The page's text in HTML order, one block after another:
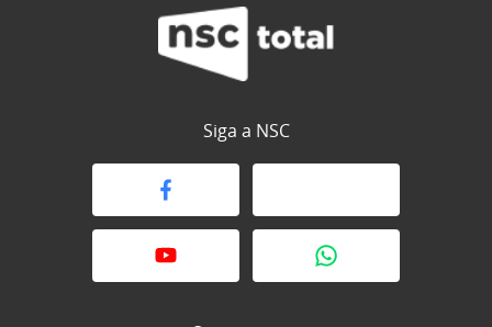
Siga a NSC